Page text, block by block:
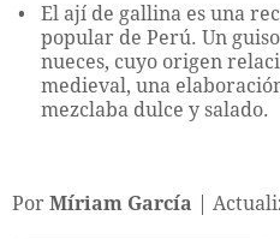
El ají de gallina es una
popular de Perú. Un
nueces, cuyo origen
medieval, una
mezclaba dulce y salado.
Por Míriam García